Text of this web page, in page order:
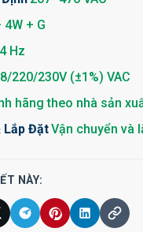
4W + G
Hz
220/230V (±1%) VAC
hãng theo nhà sản
Lắp ĐặtVận chuyển và
NÀY: